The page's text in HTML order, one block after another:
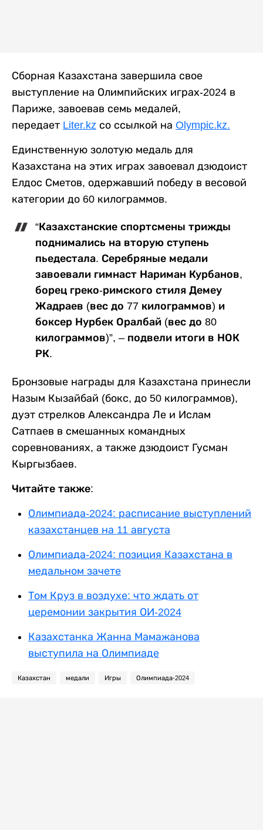
Сборная Казахстана завершила свое
выступление на Олимпийских играх-2024 в
Париже, завоевав семь медалей,
передает Liter.kz со ссылкой на Olympic.kz.
Единственную золотую медаль для
Казахстана на этих играх завоевал дзюдоист
Елдос Сметов, одержавший победу в весовой
категории до 60 килограммов.
“Казахстанские спортсмены трижды
поднимались на вторую ступень
пьедестала. Серебряные медали
завоевали гимнаст Нариман Курбанов,
борец греко-римского стиля Демеу
Жадраев (вес до 77 килограммов) и
боксер Нурбек Оралбай (вес до 80
килограммов)”, – подвели итоги в НОК
РК.
Бронзовые награды для Казахстана принесли
Назым Кызайбай (бокс, до 50 килограммов),
дуэт стрелков Александра Ле и Ислам
Сатпаев в смешанных командных
соревнованиях, а также дзюдоист Гусман
Кыргызбаев.
Читайте также:
Олимпиада-2024: расписание выступлений
казахстанцев на 11 августа
Олимпиада-2024: позиция Казахстана в
медальном зачете
Том Круз в воздухе: что ждать от
церемонии закрытия ОИ-2024
Казахстанка Жанна Мамажанова
выступила на Олимпиаде
Казахстан медали Игры Олимпиада-2024